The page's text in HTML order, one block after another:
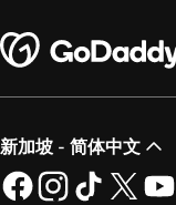
新加坡 - 简体中文